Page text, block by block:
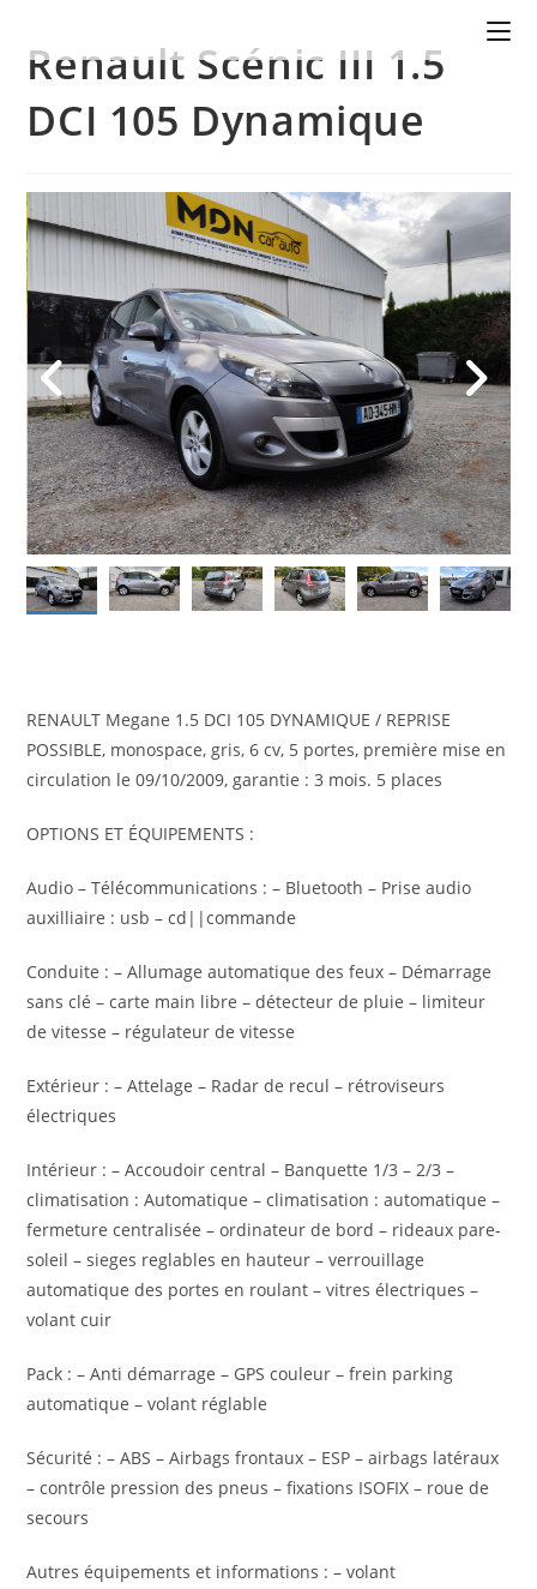
Renault Scénic III 1.5
DCI 105 Dynamique
RENAULT Megane 1.5 DCI 105 DYNAMIQUE / REPRISE
POSSIBLE, monospace, gris, 6 cv, 5 portes, première mise en
circulation le 09/10/2009, garantie : 3 mois. 5 places
OPTIONS ET ÉQUIPEMENTS :
Audio – Télécommunications : – Bluetooth – Prise audio
auxilliaire : usb – cd||commande
Conduite : – Allumage automatique des feux – Démarrage
sans clé – carte main libre – détecteur de pluie – limiteur
de vitesse – régulateur de vitesse
Extérieur : – Attelage – Radar de recul – rétroviseurs
électriques
Intérieur : – Accoudoir central – Banquette 1/3 – 2/3 –
climatisation : Automatique – climatisation : automatique –
fermeture centralisée – ordinateur de bord – rideaux pare-
soleil – sieges reglables en hauteur – verrouillage
automatique des portes en roulant – vitres électriques –
volant cuir
Pack : – Anti démarrage – GPS couleur – frein parking
automatique – volant réglable
Sécurité : – ABS – Airbags frontaux – ESP – airbags latéraux
– contrôle pression des pneus – fixations ISOFIX – roue de
secours
Autres équipements et informations : – volant